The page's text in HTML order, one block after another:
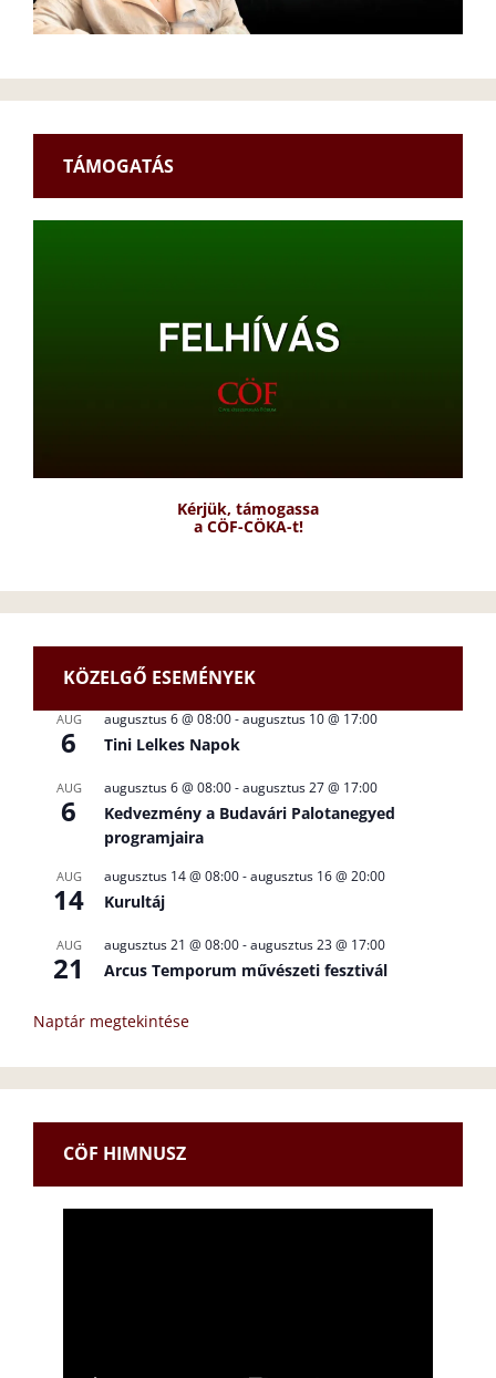
TÁMOGATÁS
Kérjük, támogassa
a CÖF-CÖKA-t!
KÖZELGŐ ESEMÉNYEK
AUG
6
augusztus 6 @ 08:00-augusztus 10 @ 17:00
Tini Lelkes Napok
AUG
6
augusztus 6 @ 08:00-augusztus 27 @ 17:00
Kedvezmény a Budavári Palotanegyed
programjaira
AUG
14
augusztus 14 @ 08:00-augusztus 16 @ 20:00
Kurultáj
AUG
21
augusztus 21 @ 08:00-augusztus 23 @ 17:00
Arcus Temporum művészeti fesztivál
Naptár megtekintése
CÖF HIMNUSZ